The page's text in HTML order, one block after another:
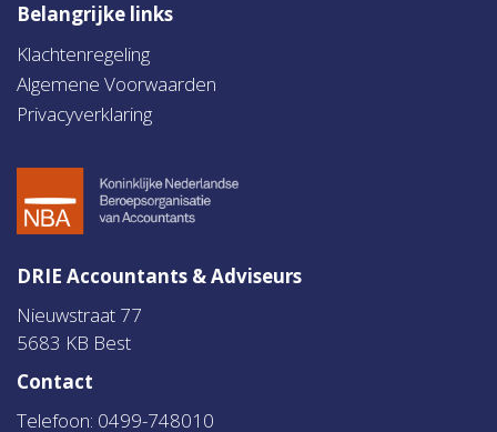
Belangrijke links
Klachtenregeling
Algemene Voorwaarden
Privacyverklaring
DRIE Accountants & Adviseurs
Nieuwstraat 77
5683 KB Best
Contact
Telefoon: 0499-748010